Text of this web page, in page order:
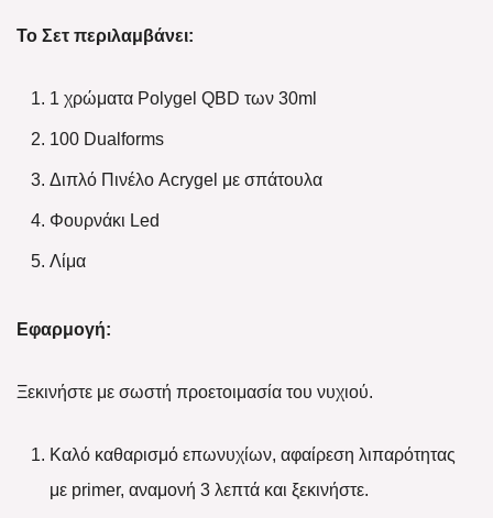
Το Σετ περιλαμβάνει:
1 χρώματα Polygel QBD των 30ml
100 Dualforms
Διπλό Πινέλο Acrygel με σπάτουλα
Φουρνάκι Led
Λίμα
Εφαρμογή:
Ξεκινήστε με σωστή προετοιμασία του νυχιού.
Καλό καθαρισμό επωνυχίων, αφαίρεση λιπαρότητας
με primer, αναμονή 3 λεπτά και ξεκινήστε.